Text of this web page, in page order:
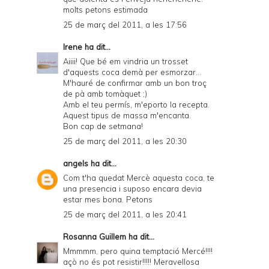
molts petons estimada
25 de març del 2011, a les 17:56
Irene ha dit...
Aiiii! Que bé em vindria un trosset
d'aquests coca demà per esmorzar...
M'hauré de confirmar amb un bon troç
de pà amb tomàquet ;)
Amb el teu permís, m'eporto la recepta.
Aquest tipus de massa m'encanta.
Bon cap de setmana!
25 de març del 2011, a les 20:30
angels ha dit...
Com t'ha quedat Mercè aquesta coca, te
una presencia i suposo encara devia
estar mes bona. Petons
25 de març del 2011, a les 20:41
Rosanna Guillem ha dit...
Mmmmm, pero quina temptació Mercé!!!!
açò no és pot resistir!!!!! Meravellosa